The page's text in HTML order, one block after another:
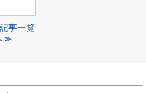
記事一覧
≫